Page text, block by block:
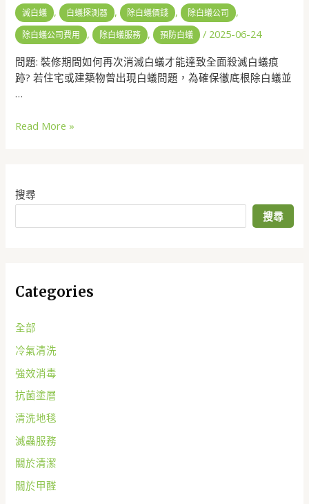
搜尋
搜尋
Categories
全部
冷氣清洗
強效消毒
抗菌塗層
清洗地毯
滅蟲服務
關於清潔
關於甲醛
滅白蟻 , 白蟻探測器 , 除白蟻價錢 , 除白蟻公司 ,
除白蟻公司費用 , 除白蟻服務 , 預防白蟻 / 2025-06-24
問題: 裝修期間如何再次消滅白蟻才能達致全面殺滅白蟻痕
跡? 若住宅或建築物曾出現白蟻問題，為確保徹底根除白蟻並
…
Read More »